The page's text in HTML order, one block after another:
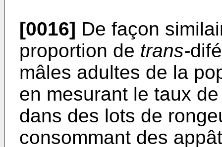
[0016] De façon
proportion de trans-
mâles adultes de la
en mesurant le taux
dans des lots de
consommant des